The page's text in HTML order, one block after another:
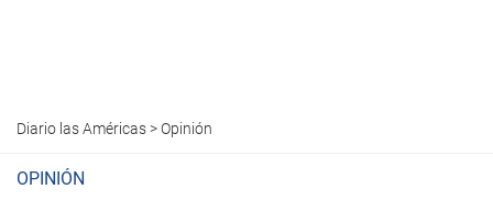
Diario las Américas>Opinión
OPINIÓN